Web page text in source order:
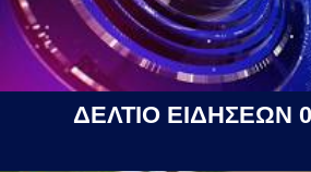
ΔΕΛΤΙΟ ΕΙΔΗΣΕΩΝ